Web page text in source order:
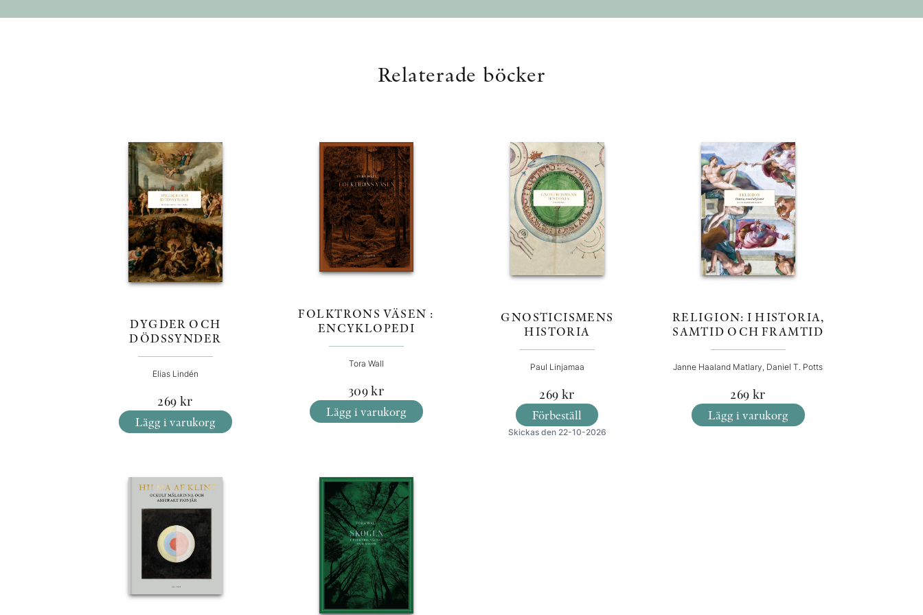
Relaterade böcker
DYGDER OCH
DÖDSSYNDER
Elias Lindén
269 kr
Lägg i varukorg
FOLKTRONS VÄSEN :
ENCYKLOPEDI
Tora Wall
309kr
Lägg i varukorg
GNOSTICISMENS
HISTORIA
Paul Linjamaa
269 kr
Förbeställ
Skickas den 22-10-2026
RELIGION: I HISTORIA,
SAMTID OCH FRAMTID
Janne Haaland Matlary, Daniel T. Potts
269 kr
Lägg i varukorg